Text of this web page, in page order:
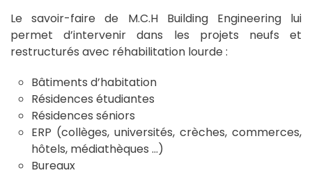
Le savoir-faire de M.C.H Building Engineering lui
permet d’intervenir dans les projets neufs et
restructurés avec réhabilitation lourde :
Bâtiments d’habitation
Résidences étudiantes
Résidences séniors
ERP (collèges, universités, crèches, commerces,
hôtels, médiathèques …)
Bureaux